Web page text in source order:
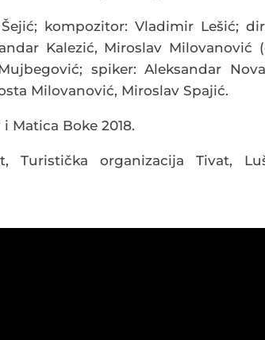
kompozitor: Vladimir Lešić;
Kalezić, Miroslav Milovanović
spiker: Aleksandar
Milovanović, Miroslav Spajić.
Matica Boke 2018.
Turistička organizacija Tivat,